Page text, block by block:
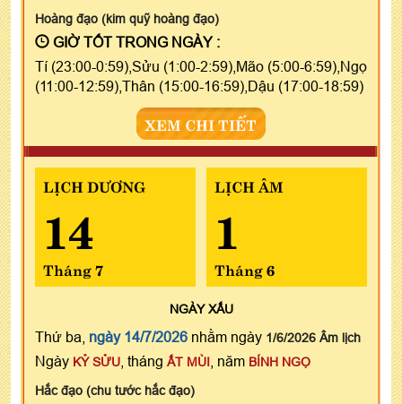
Hoàng đạo (kim quỹ hoàng đạo)
GIỜ TỐT TRONG NGÀY :
Tí (23:00-0:59),Sửu (1:00-2:59),Mão (5:00-6:59),Ngọ
(11:00-12:59),Thân (15:00-16:59),Dậu (17:00-18:59)
XEM CHI TIẾT
LỊCH DƯƠNG
14
Tháng 7
LỊCH ÂM
1
Tháng 6
NGÀYXẤU
Thứ ba, ngày 14/7/2026 nhằm ngày 1/6/2026 Âm lịch
Ngày KỶ SỬU , tháng ẤT MÙI , năm BÍNH NGỌ
Hắc đạo (chu tước hắc đạo)